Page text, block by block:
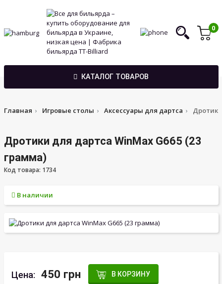
0
КАТАЛОГ ТОВАРОВ
Главная Игровые столы Аксессуары для дартса
Дротики для дартса WinMax G665 (23
грамма)
Код товара: 1734
В наличии
Цена: 450 грн В КОРЗИНУ